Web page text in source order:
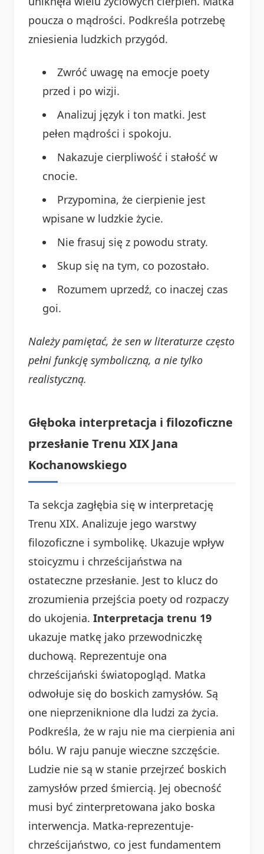
poucza o mądrości. Podkreśla potrzebę
zniesienia ludzkich przygód.
Zwróć uwagę na emocje poety
przed i po wizji.
Analizuj język i ton matki. Jest
pełen mądrości i spokoju.
Nakazuje cierpliwość i stałość w
cnocie.
Przypomina, że cierpienie jest
wpisane w ludzkie życie.
Nie frasuj się z powodu straty.
Skup się na tym, co pozostało.
Rozumem uprzedź, co inaczej czas
goi.
Należy pamiętać, że sen w literaturze często
pełni funkcję symboliczną, a nie tylko
realistyczną.
Głęboka interpretacja i filozoficzne
przesłanie Trenu XIX Jana
Kochanowskiego
Ta sekcja zagłębia się w interpretację
Trenu XIX. Analizuje jego warstwy
filozoficzne i symbolikę. Ukazuje wpływ
stoicyzmu i chrześcijaństwa na
ostateczne przesłanie. Jest to klucz do
zrozumienia przejścia poety od rozpaczy
do ukojenia. Interpretacja trenu 19
ukazuje matkę jako przewodniczkę
duchową. Reprezentuje ona
chrześcijański światopogląd. Matka
odwołuje się do boskich zamysłów. Są
one nieprzeniknione dla ludzi za życia.
Podkreśla, że w raju nie ma cierpienia ani
bólu. W raju panuje wieczne szczęście.
Ludzie nie są w stanie przejrzeć boskich
zamysłów przed śmiercią. Jej obecność
musi być zinterpretowana jako boska
interwencja. Matka-reprezentuje-
chrześcijaństwo, co jest fundamentem